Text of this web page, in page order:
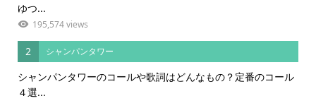
ゆつ...
195,574 views
2 シャンパンタワー
シャンパンタワーのコールや歌詞はどんなもの？定番のコール
４選...